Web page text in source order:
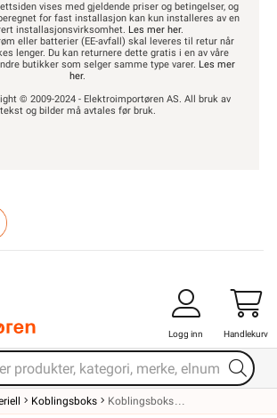
vises med gjeldende priser og betingelser, og
for fast installasjon kan kun installeres av en
installasjonsvirksomhet. Les mer her.
eller batterier (EE-avfall) skal leveres til retur når
lenger. Du kan returnere dette gratis i en av våre
butikker som selger samme type varer. Les mer
her.
© 2009-2024 - Elektroimportøren AS. All bruk av
tekst og bilder må avtales før bruk.
Logg inn Handlekurv
Koblingsboks Koblingsboks